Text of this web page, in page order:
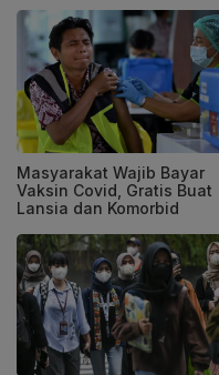
Masyarakat Wajib Bayar
Vaksin Covid, Gratis Buat
Lansia dan Komorbid